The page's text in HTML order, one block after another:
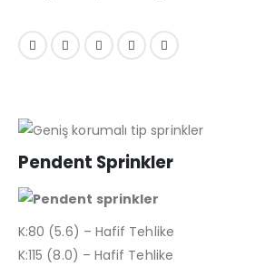
Pendent Sprinkler
K:80 (5.6) – Hafif Tehlike
K:115 (8.0) – Hafif Tehlike